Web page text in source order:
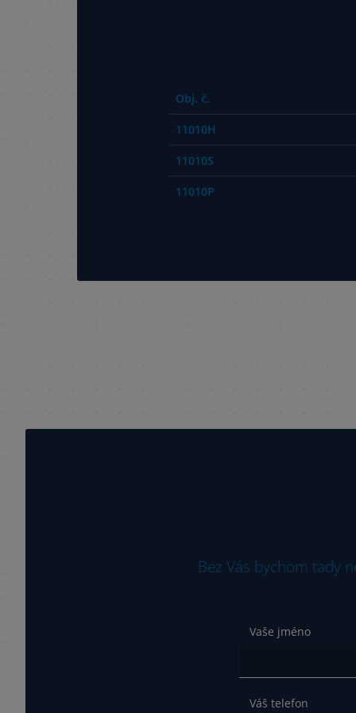
Obj. č.
11010H
11010S
11010P
Bez Vás bychom tady
Vaše jméno
Váš telefon